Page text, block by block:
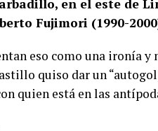
en el este de
Fujimori (1990-
eso como una ironía y
quiso dar un
quien está en las